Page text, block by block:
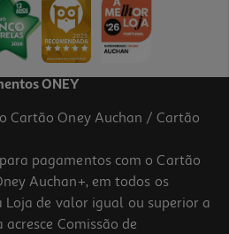
ONEY
Cartão Oney Auchan / Cartão
pagamentos com o Cartão
Auchan+, em todos os
de valor igual ou superior a
Comissão de